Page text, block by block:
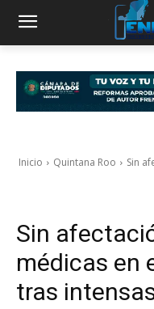
Inicio Quintana Roo
Sin
Sin
médicas en
tras